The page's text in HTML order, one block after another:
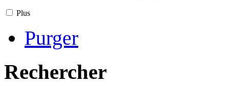
Plus
Purger
Rechercher